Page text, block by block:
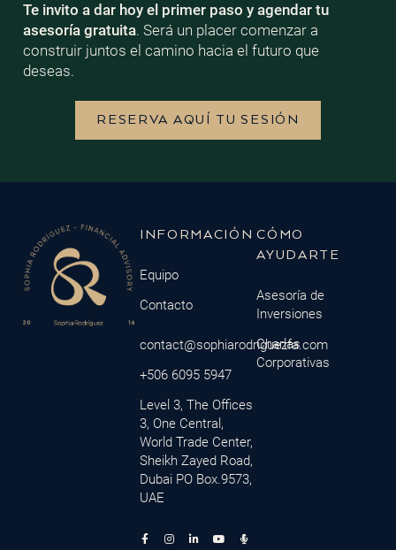
Te invito a dar hoy el primer paso y agendar tu
asesoría gratuita. Será un placer comenzar a
construir juntos el camino hacia el futuro que
deseas.
RESERVA AQUÍ TU SESIÓN
INFORMACIÓN
Equipo
Contacto
contact@sophiarodriguezfa.com
+506 6095 5947
Level 3, The Offices
3, One Central,
World Trade Center,
Sheikh Zayed Road,
Dubai PO Box.9573,
UAE
CÓMO
AYUDARTE
Asesoría de
Inversiones
Charlas
Corporativas